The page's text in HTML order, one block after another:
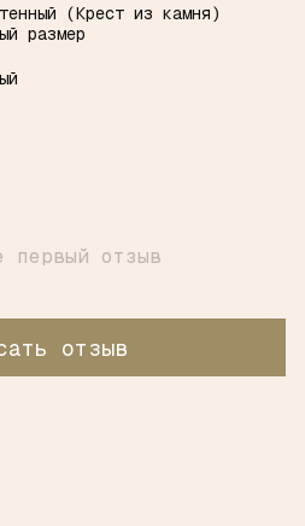
(Крест из камня)
размер
первый отзыв
отзыв